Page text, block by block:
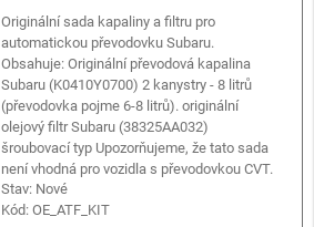
Originální sada kapaliny a filtru pro
automatickou převodovku Subaru.
Obsahuje: Originální převodová kapalina
Subaru (K0410Y0700) 2 kanystry - 8 litrů
(převodovka pojme 6-8 litrů). originální
olejový filtr Subaru (38325AA032)
šroubovací typ Upozorňujeme, že tato sada
není vhodná pro vozidla s převodovkou CVT.
Stav: Nové
Kód:OE_ATF_KIT